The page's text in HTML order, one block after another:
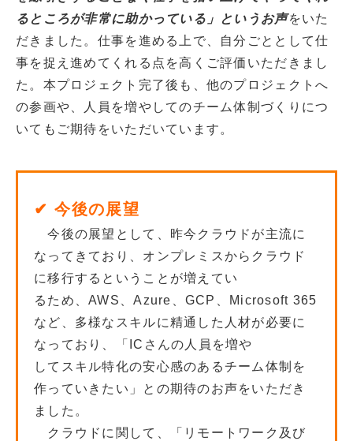
るところが非常に助かっている」というお声をいた
だきました。仕事を進める上で、自分ごととして仕
事を捉え進めてくれる点を高くご評価いただきまし
た。本プロジェクト完了後も、他のプロジェクトへ
の参画や、人員を増やしてのチーム体制づくりにつ
いてもご期待をいただいています。
✔ 今後の展望
今後の展望として、昨今クラウドが主流に
なってきており、オンプレミスからクラウド
に移行するということが増えてい
るため、AWS、Azure、GCP、Microsoft 365
など、多様なスキルに精通した人材が必要に
なっており、「ICさんの人員を増や
してスキル特化の安心感のあるチーム体制を
作っていきたい」との期待のお声をいただき
ました。
クラウドに関して、「リモートワーク及び